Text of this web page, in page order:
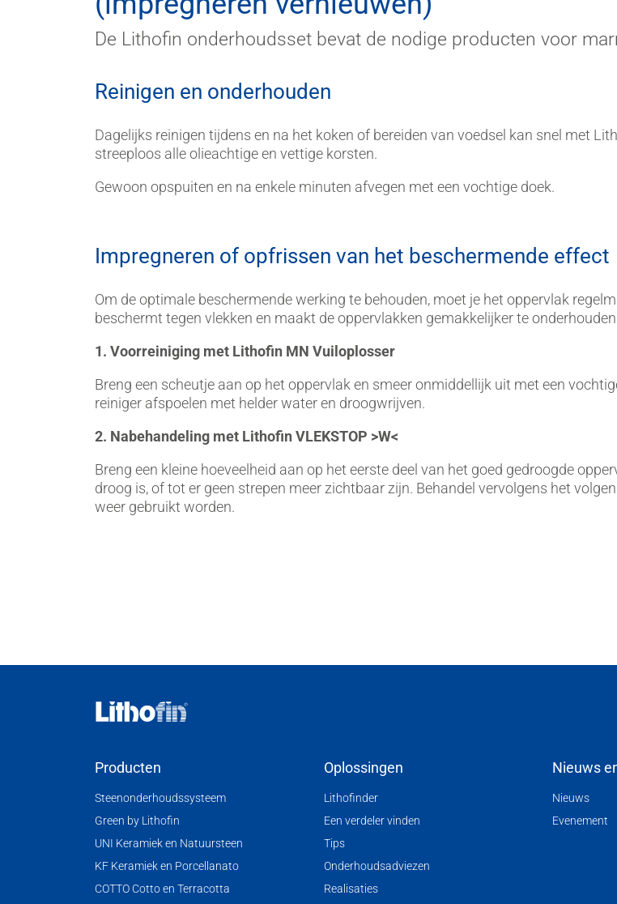
De Lithofin onderhoudsset bevat de nodige producten voor
Reinigen en onderhouden
Dagelijks reinigen tijdens en na het koken of bereiden van voedsel kan snel met
streeploos alle olieachtige en vettige korsten.
Gewoon opspuiten en na enkele minuten afvegen met een vochtige doek.
Impregneren of opfrissen van het beschermende effect
Om de optimale beschermende werking te behouden, moet je het oppervlak
beschermt tegen vlekken en maakt de oppervlakken gemakkelijker te
1. Voorreiniging met Lithofin MN Vuiloplosser
Breng een scheutje aan op het oppervlak en smeer onmiddellijk uit met een
reiniger afspoelen met helder water en droogwrijven.
2. Nabehandeling met Lithofin VLEKSTOP >W<
Breng een kleine hoeveelheid aan op het eerste deel van het goed gedroogde
droog is, of tot er geen strepen meer zichtbaar zijn. Behandel vervolgens het
weer gebruikt worden.
Producten
Steenonderhoudssysteem
Green by Lithofin
UNI Keramiek en Natuursteen
KF Keramiek en Porcellanato
COTTO Cotto en Terracotta
Oplossingen
Lithofinder
Een verdeler vinden
Tips
Onderhoudsadviezen
Realisaties
Nieuws
Nieuws
Evenement